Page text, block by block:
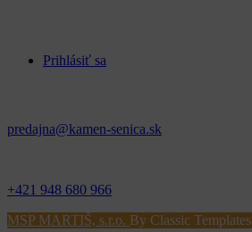
Prihlásiť sa
predajna@kamen-senica.sk
+421 948 680 966
MSP MARTIŠ, s.r.o. By Classic Templates